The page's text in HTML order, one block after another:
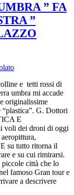
” FA
”
e tetti rossi di
umbra mi accade
originalissime
G. Dottori
E
dei droni di oggi
su tutto ritorna il
e su cui rimirarsi.
città che lo
famoso Gran tour e
a descrivere